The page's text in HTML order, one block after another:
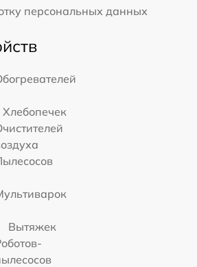
персональных данных
Хлебопечек
Вытяжек